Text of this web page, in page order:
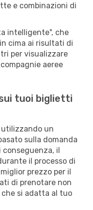
e combinazioni di
intelligente", che
cima ai risultati di
per visualizzare
aeree
tuoi biglietti
un
sulla domanda
conseguenza, il
il processo di
prezzo per il
di prenotare non
si adatta al tuo